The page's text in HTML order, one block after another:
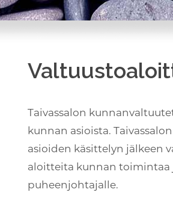
Taivassalon
kunnan asioista.
asioiden käsittelyn jälkeen
aloitteita kunnan toimintaa
puheenjohtajalle.